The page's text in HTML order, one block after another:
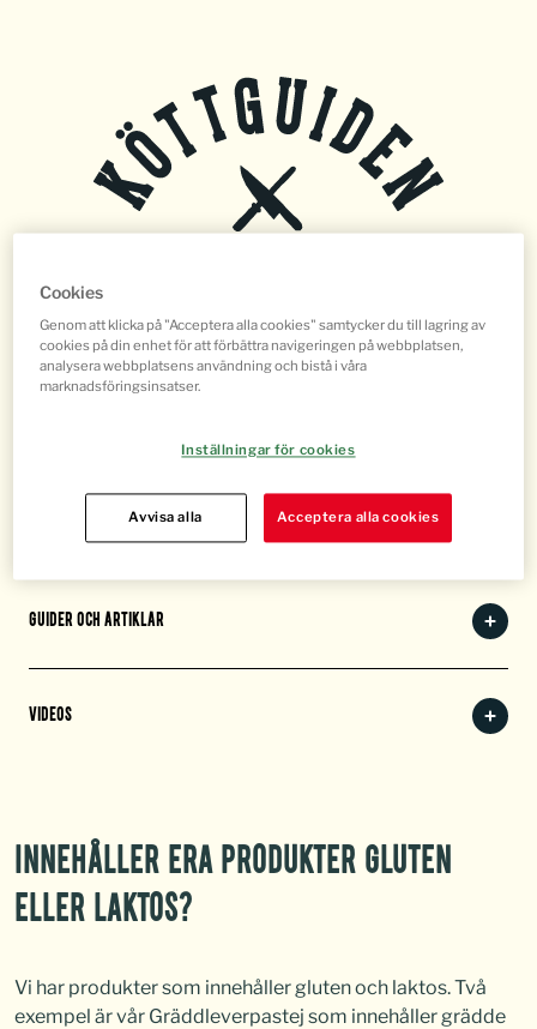
STYCKDETALJER
GUIDER OCH ARTIKLAR
VIDEOS
INNEHÅLLER ERA PRODUKTER GLUTEN
ELLER LAKTOS?
Vi har produkter som innehåller gluten och laktos. Två
exempel är vår Gräddleverpastej som innehåller grädde
Cookies
Genom att klicka på "Acceptera alla cookies" samtycker du till lagring av
cookies på din enhet för att förbättra navigeringen på webbplatsen,
analysera webbplatsens användning och bistå i våra
marknadsföringsinsatser.
Inställningar för cookies
Avvisa alla Acceptera alla cookies